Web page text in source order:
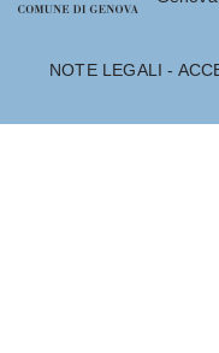
NOTE LEGALI -